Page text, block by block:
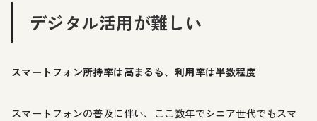
デジタル活用が難しい
スマートフォン所持率は高まるも、利用率は半数程度
スマートフォンの普及に伴い、ここ数年でシニア世代でもスマ